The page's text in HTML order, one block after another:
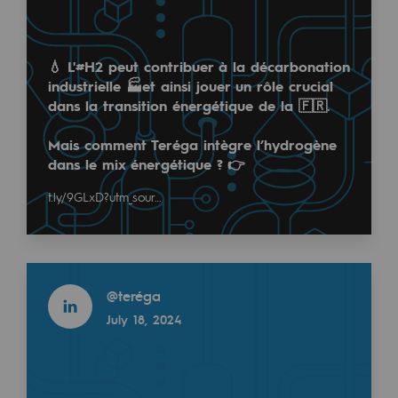
Regional
Commitments to the territories
Social
Social
Investing in skills
Inclusion
Quality of life and work conditions
Safety
💧 L'#H2 peut contribuer à la décarbonation
industrielle 🏭et ainsi jouer un rôle crucial
dans la transition énergétique de la 🇫🇷.
Mais comment Teréga intègre l’hydrogène
dans le mix énergétique ? 👉
t.ly/9GLxD?utm_sour…
@teréga
July 18, 2024